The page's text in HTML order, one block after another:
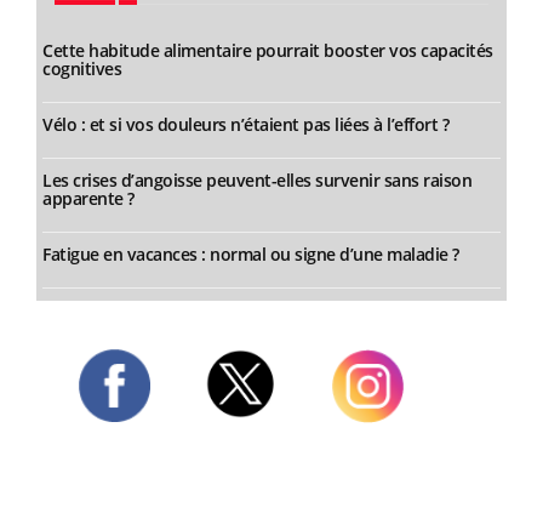
Cette habitude alimentaire pourrait booster vos capacités
cognitives
Vélo : et si vos douleurs n’étaient pas liées à l’effort ?
Les crises d’angoisse peuvent-elles survenir sans raison
apparente ?
Fatigue en vacances : normal ou signe d’une maladie ?